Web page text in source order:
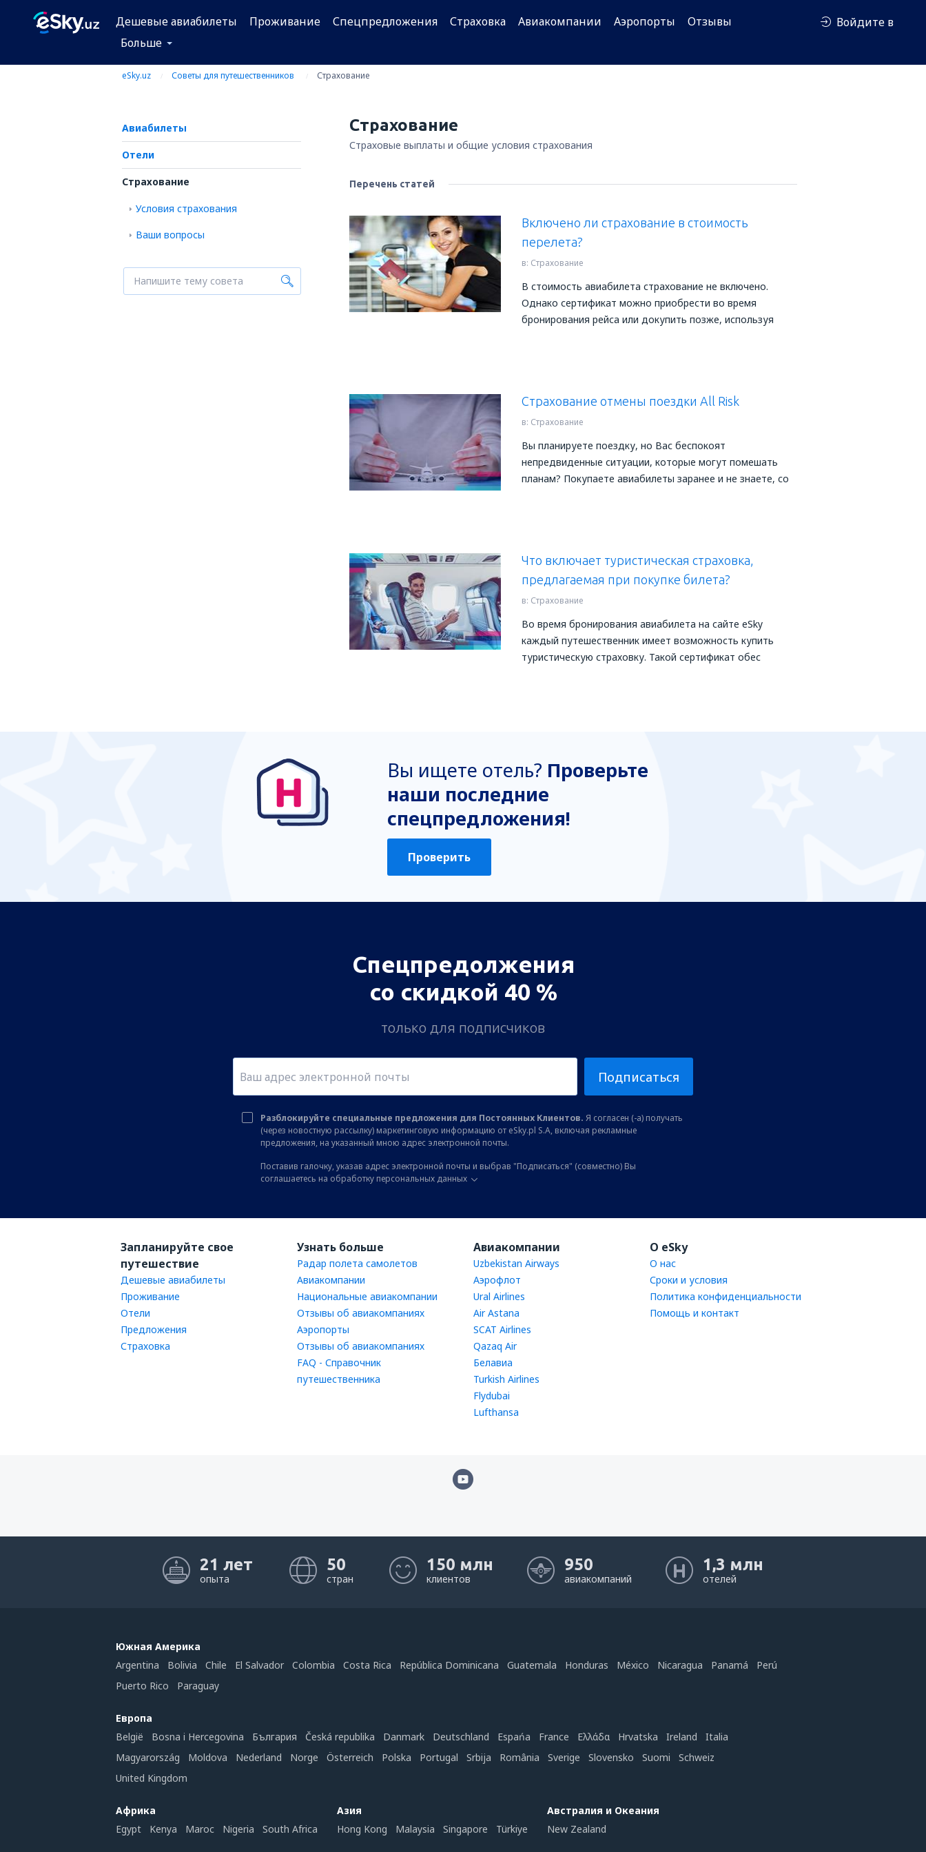
Дешевые авиабилеты Проживание Спецпредложения Страховка Авиакомпании Аэропорты
Отзывы
Больше
Войдите в
eSky.uz Советы для путешественников Страхование
Авиабилеты
Отели
Страхование
Условия страхования
Ваши вопросы
Страхование
Страховые выплаты и общие условия страхования
Перечень статей
Включено ли страхование в стоимость
перелета?
в: Страхование
В стоимость авиабилета страхование не включено.
Однако сертификат можно приобрести во время
бронирования рейса или докупить позже, используя
Страхование отмены поездки All Risk
в: Страхование
Вы планируете поездку, но Вас беспокоят
непредвиденные ситуации, которые могут помешать
планам? Покупаете авиабилеты заранее и не знаете, со
Что включает туристическая страховка,
предлагаемая при покупке билета?
в: Страхование
Во время бронирования авиабилета на сайте eSky
каждый путешественник имеет возможность купить
туристическую страховку. Такой сертификат обес
Вы ищете отель? Проверьте
наши последние
спецпредложения!
Проверить
Спецпредолжения
со скидкой 40 %
только для подписчиков
Подписаться
Разблокируйте специальные предложения для Постоянных Клиентов. Я согласен (-а) получать
(через новостную рассылку) маркетинговую информацию от eSky.pl S.A, включая рекламные
предложения, на указанный мною адрес электронной почты.
Поставив галочку, указав адрес электронной почты и выбрав "Подписаться" (совместно) Вы
соглашаетесь на обработку персональных данных
Запланируйте свое
путешествие
Дешевые авиабилеты
Проживание
Отели
Предложения
Страховка
Узнать больше
Радар полета самолетов
Авиакомпании
Национальные авиакомпании
Отзывы об авиакомпаниях
Аэропорты
Отзывы об авиакомпаниях
FAQ - Справочник
путешественника
Авиакомпании
Uzbekistan Airways
Аэрофлот
Ural Airlines
Air Astana
SCAT Airlines
Qazaq Air
Белавиа
Turkish Airlines
Flydubai
Lufthansa
O eSky
О нас
Сроки и условия
Политика конфиденциальности
Помощь и контакт
21 лет
опыта
50
стран
150 млн
клиентов
950
авиакомпаний
1,3 млн
отелей
Южная Америка
Argentina
Bolivia Chile El Salvador Colombia Costa Rica República Dominicana Guatemala Honduras México Nicaragua Panamá
Perú
Puerto Rico
Paraguay
Европа
België
Bosna i Hercegovina България Česká republika Danmark Deutschland Espańa France Ελλάδα Hrvatska Ireland
Italia
Magyarország
Moldova Nederland Norge Österreich Polska Portugal Srbija România Sverige Slovensko Suomi
Schweiz
United Kingdom
Африка
Egypt
Kenya Maroc Nigeria South Africa
Азия
Hong Kong
Malaysia Singapore Türkiye
Австралия и Океания
New Zealand